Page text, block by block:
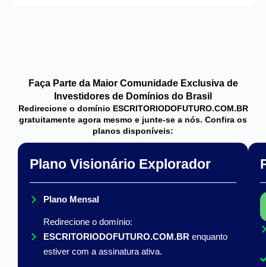
Faça Parte da Maior Comunidade Exclusiva de
Investidores de Domínios do Brasil
Redirecione o domínio ESCRITORIODOFUTURO.COM.BR
gratuitamente agora mesmo e junte-se a nós. Confira os
planos disponíveis:
Plano Visionário Explorador
Plano Mensal
Redirecione o domínio:
ESCRITORIODOFUTURO.COM.BR enquanto
estiver com a assinatura ativa.